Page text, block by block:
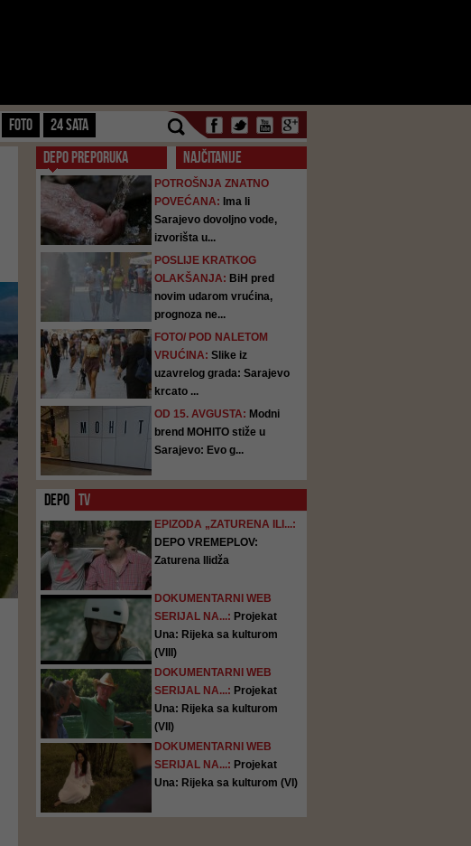
FOTO 24 SATA
DEPO PREPORUKA NAJČITANIJE
POTROŠNJA ZNATNO
POVEĆANA: Ima li
Sarajevo dovoljno vode,
izvorišta u...
POSLIJE KRATKOG
OLAKŠANJA: BiH pred
novim udarom vrućina,
prognoza ne...
FOTO/ POD NALETOM
VRUĆINA: Slike iz
uzavrelog grada: Sarajevo
krcato ...
OD 15. AVGUSTA: Modni
brend MOHITO stiže u
Sarajevo: Evo g...
DEPO TV
EPIZODA „ZATURENA ILI...:
DEPO VREMEPLOV:
Zaturena Ilidža
DOKUMENTARNI WEB
SERIJAL NA...: Projekat
Una: Rijeka sa kulturom
(VIII)
DOKUMENTARNI WEB
SERIJAL NA...: Projekat
Una: Rijeka sa kulturom
(VII)
DOKUMENTARNI WEB
SERIJAL NA...: Projekat
Una: Rijeka sa kulturom (VI)